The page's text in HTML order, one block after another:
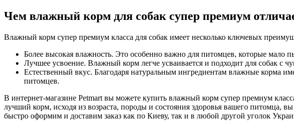
Чем влажный корм для собак супер премиум
Влажный корм супер премиум класса для собак имеет несколько ключевых
Более высокая влажность. Это особенно важно для питомцев, которые мало
Лучшее усвоение. Влажный корм легче усваивается и подходит для собак с
Естественный вкус. Благодаря натуральным ингредиентам влажные корма
питомцев.
В интернет-магазине Petmart вы можете купить влажный корм супер премиум
лучший корм, исходя из возраста, породы и состояния здоровья вашего
быстро оформим и доставим заказ как по Киеву, так и в любой другой уголок